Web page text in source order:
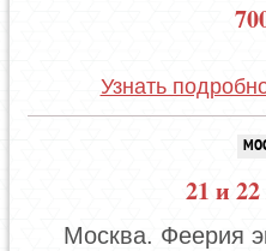
Узнать
21 и
Москва. Феерия